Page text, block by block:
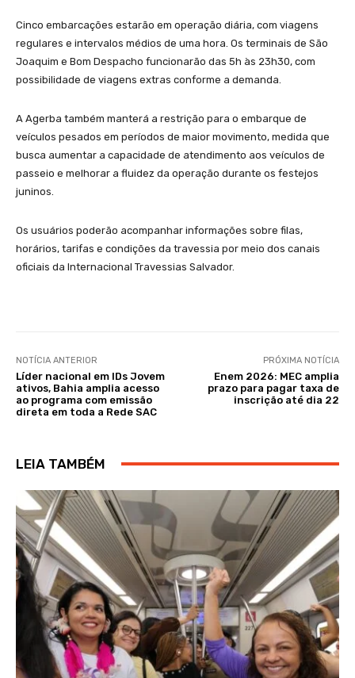
Cinco embarcações estarão em operação diária, com viagens
regulares e intervalos médios de uma hora. Os terminais de São
Joaquim e Bom Despacho funcionarão das 5h às 23h30, com
possibilidade de viagens extras conforme a demanda.
A Agerba também manterá a restrição para o embarque de
veículos pesados em períodos de maior movimento, medida que
busca aumentar a capacidade de atendimento aos veículos de
passeio e melhorar a fluidez da operação durante os festejos
juninos.
Os usuários poderão acompanhar informações sobre filas,
horários, tarifas e condições da travessia por meio dos canais
oficiais da Internacional Travessias Salvador.
NOTÍCIA ANTERIOR
Líder nacional em IDs Jovem
ativos, Bahia amplia acesso
ao programa com emissão
direta em toda a Rede SAC
PRÓXIMA NOTÍCIA
Enem 2026: MEC amplia
prazo para pagar taxa de
inscrição até dia 22
LEIA TAMBÉM